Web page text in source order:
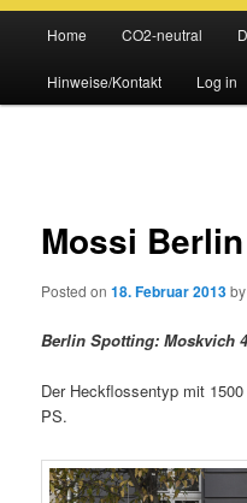
Skip
to
Home CO2-neutral
Hinweise/Kontakt Log in
Mossi Berlin
Posted on18. Februar 2013
Berlin Spotting: Moskvich
Der Heckflossentyp mit
PS.